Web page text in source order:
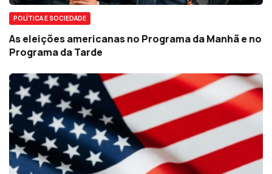
POLÍTICA E SOCIEDADE
As eleições americanas no Programa da Manhã e no
Programa da Tarde